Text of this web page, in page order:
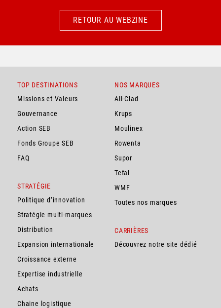
RETOUR AU WEBZINE
RETOUR AU WEBZINE
TOP DESTINATIONS
Missions et Valeurs
Gouvernance
Action SEB
Fonds Groupe SEB
FAQ
STRATÉGIE
Politique d’innovation
Stratégie multi-marques
Distribution
Expansion internationale
Croissance externe
Expertise industrielle
Achats
Chaine logistique
NOS MARQUES
All-Clad
Krups
Moulinex
Rowenta
Supor
Tefal
WMF
Toutes nos marques
CARRIÈRES
Découvrez notre site dédié